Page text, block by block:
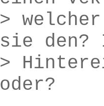
>
sie den?
>
oder?